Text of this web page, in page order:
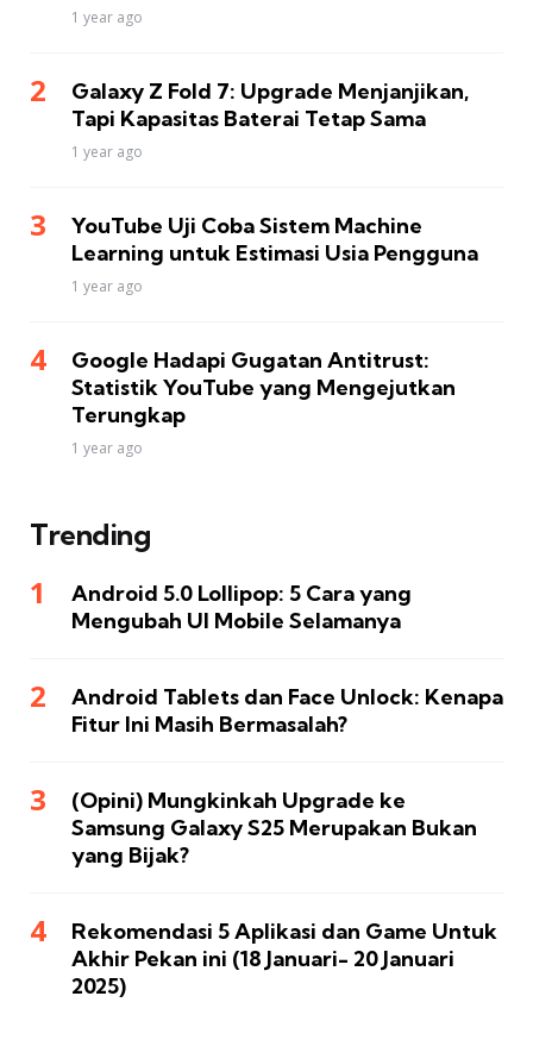
1 year ago
Galaxy Z Fold 7: Upgrade Menjanjikan,
Tapi Kapasitas Baterai Tetap Sama
1 year ago
YouTube Uji Coba Sistem Machine
Learning untuk Estimasi Usia Pengguna
1 year ago
Google Hadapi Gugatan Antitrust:
Statistik YouTube yang Mengejutkan
Terungkap
1 year ago
Trending
Android 5.0 Lollipop: 5 Cara yang
Mengubah UI Mobile Selamanya
Android Tablets dan Face Unlock: Kenapa
Fitur Ini Masih Bermasalah?
(Opini) Mungkinkah Upgrade ke
Samsung Galaxy S25 Merupakan Bukan
yang Bijak?
Rekomendasi 5 Aplikasi dan Game Untuk
Akhir Pekan ini (18 Januari- 20 Januari
2025)